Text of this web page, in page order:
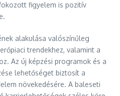
figyelem is pozitív
alakulása valószínűleg
trendekhez, valamint a
Az új képzési programok és a
lehetőséget biztosít a
növekedésére. A baleseti